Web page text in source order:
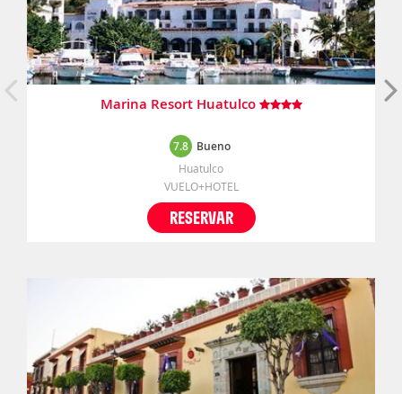
Marina Resort Huatulco
7.8 Bueno
Huatulco
VUELO+HOTEL
RESERVAR